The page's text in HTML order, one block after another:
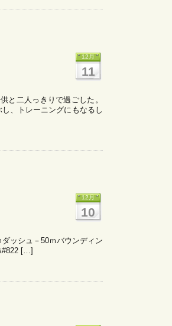
12月
11
と二人っきりで過ごした。
、トレーニングにもなるし
12月
10
ッシュ－50ｍバウンディン
[…]